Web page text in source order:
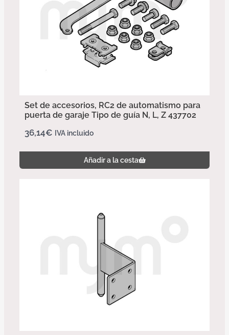
Set de accesorios, RC2 de automatismo para
puerta de garaje Tipo de guía N, L, Z 437702
36,14€ IVA incluido
Añadir a la cesta